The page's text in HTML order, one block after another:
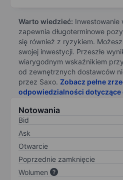
Warto wiedzieć: Inwestowanie
zapewnia długoterminowe
się również z ryzykiem.
swojej inwestycji. Przeszłe
wiarygodnym wskaźnikiem
od zewnętrznych dostawców
przez Saxo. Zobacz pełne
odpowiedzialności dotyczące
Notowania
Bid
Ask
Otwarcie
Poprzednie zamknięcie
Wolumen